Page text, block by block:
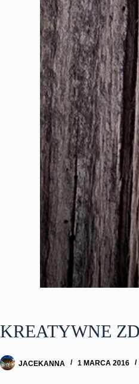
KREATYWNE
JACEKANNA 1 MARCA 2016